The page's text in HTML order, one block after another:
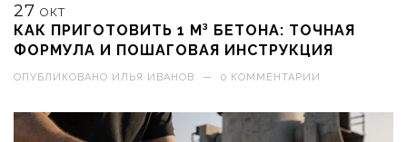
27 ОКТ
КАК ПРИГОТОВИТЬ 1 М³ БЕТОНА: ТОЧНАЯ
ФОРМУЛА И ПОШАГОВАЯ ИНСТРУКЦИЯ
ОПУБЛИКОВАНО ИЛЬЯ ИВАНОВ — 0 КОММЕНТАРИИ